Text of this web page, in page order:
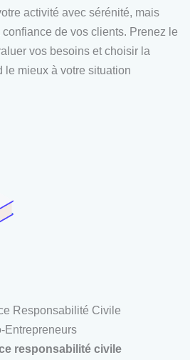
activité avec sérénité, mais
de vos clients. Prenez le
vos besoins et choisir la
le mieux à votre situation
Responsabilité Civile
Entrepreneurs
responsabilité civile